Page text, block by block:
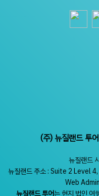
(주) 뉴질랜드
뉴질랜드
뉴질랜드 주소 : Suite 2 Level
Web
뉴질랜드 투어는 현지 법인 여